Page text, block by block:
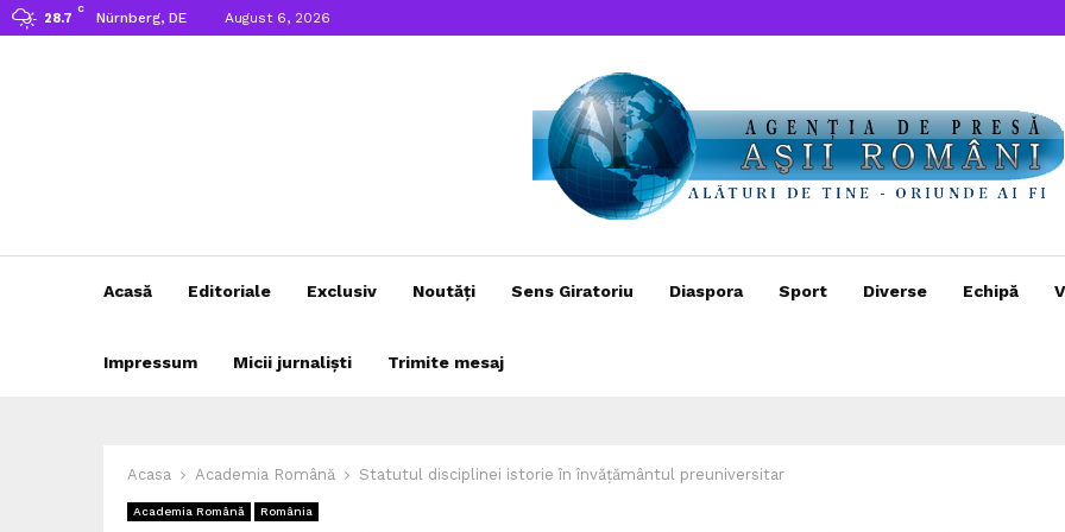
28.7
C
Nürnberg, DE August 6, 2026
Acasă Editoriale Exclusiv Noutăți Sens Giratoriu Diaspora Sport Diverse Echipă
Impressum Micii jurnaliști Trimite mesaj
Acasa Academia Română Statutul disciplinei istorie în învățământul preuniversitar
Academia Română România